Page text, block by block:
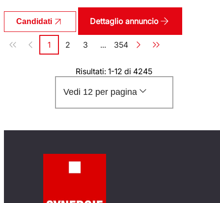
Candidati Dettaglio annuncio
Paginazione
Pagina
1 Pagina
2 Pagina
3 ... Pagina
354
Risultati: 1-12 di 4245
Vedi 12 per pagina